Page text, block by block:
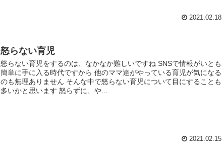
2021.02.18
怒らない育児
怒らない育児をするのは、なかなか難しいですね SNSで情報がいとも
簡単に手に入る時代ですから 他のママ達がやっている育児が気になる
のも無理ありません そんな中で怒らない育児について目にすることも
多いかと思います 怒らずに、や...
2021.02.15